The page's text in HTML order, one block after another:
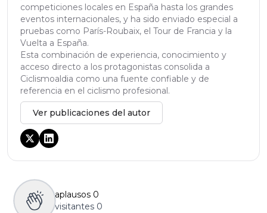
competiciones locales en España hasta los grandes
eventos internacionales, y ha sido enviado especial a
pruebas como París-Roubaix, el Tour de Francia y la
Vuelta a España.
Esta combinación de experiencia, conocimiento y
acceso directo a los protagonistas consolida a
Ciclismoaldia como una fuente confiable y de
referencia en el ciclismo profesional.
Ver publicaciones del autor
aplausos 0
visitantes 0